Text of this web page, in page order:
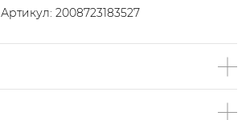
Артикул: 2008723183527